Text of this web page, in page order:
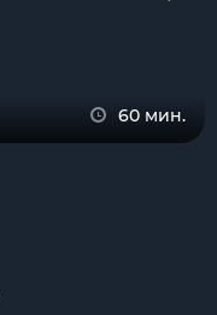
60 мин.